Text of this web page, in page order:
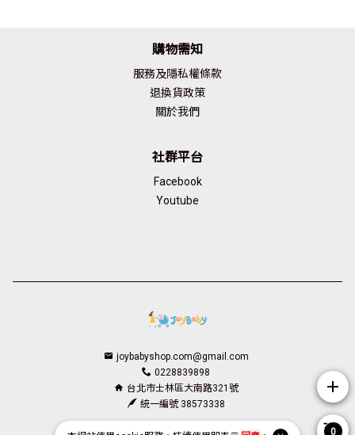
購物需知
服務及隱私權條款
退換貨政策
關於我們
社群平台
Facebook
Youtube
joybabyshop.com@gmail.com
0228839898
台北市士林區大南路321號
統一編號 38573338
Facebook pageInstagram page
Line pageYoutube page
add
0